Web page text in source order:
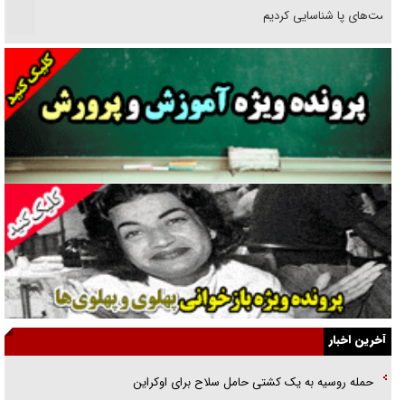
انگشت‌های پا شناسایی کردیم
نسلی که آنلاین الگو می‌گیرد
گفت‌وگو با آیت‌الله جاودان/ جفای مخالفان مکانت معنوی رهبر شهید را
ارتقا می‌داد
راننده مست به قانون می‌خندد
همه آقای دوربینی شده‌ایم!
قصه ناتمام سرویس مدارس
آیا مقاومت فلسطین خلع‌سلاح می‌شود؟
الگوی وحدت‌آفرین در ادراک سیاست خارجی
گفتگوی دکتر اخوان مدیرمسئول روزنامه جوان با برنامه تلویزیونی «نبرد
هرمز»
آخرین اخبار
حمله روسیه به یک کشتی حامل سلاح برای اوکراین